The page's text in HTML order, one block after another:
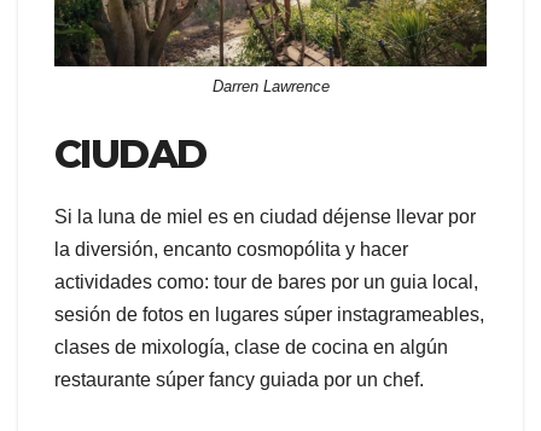
Darren Lawrence
CIUDAD
Si la luna de miel es en ciudad déjense llevar por
la diversión, encanto cosmopólita y hacer
actividades como: tour de bares por un guia local,
sesión de fotos en lugares súper instagrameables,
clases de mixología, clase de cocina en algún
restaurante súper fancy guiada por un chef.